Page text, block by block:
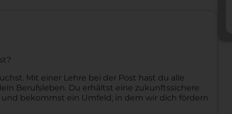
Mit einer Lehre bei der Post hast du alle
Berufsleben. Du erhältst eine zukunftssichere
bekommst ein Umfeld, in dem wir dich fördern